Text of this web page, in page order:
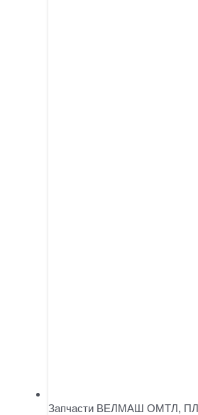
Запчасти ВЕЛМАШ ОМТЛ, ПЛ